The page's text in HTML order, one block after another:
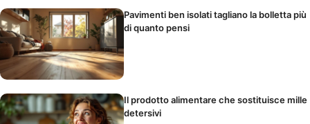
Pavimenti ben isolati tagliano la bolletta più
di quanto pensi
Il prodotto alimentare che sostituisce mille
detersivi